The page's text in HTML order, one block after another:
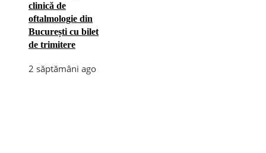
clinică de
oftalmologie din
București cu bilet
de trimitere
2 săptămâni ago